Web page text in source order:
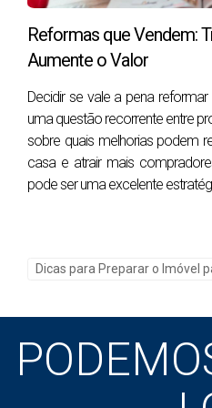
conectar-se
2.1. Começar com uma
convidativa. Evite o uso de
imediatamente o que torna
Por exemplo, em vez de
três quartos”, pode optar
minutos das praias e da
Cada imóvel tem algo que a
localização, a arquitetura,
qualidade, ou até mesmo a
Reformas que Vendem:
Aumente o Valor
Decidir se vale a pena
uma questão recorrente entre
sobre quais melhorias podem
casa e atrair mais
pode ser uma excelente
Dicas para Preparar o Imóvel